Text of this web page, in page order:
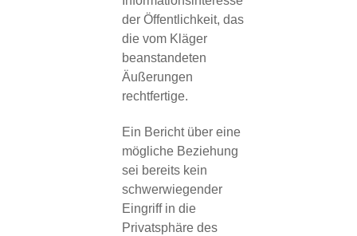
der Öffentlichkeit, das
die vom Kläger
beanstandeten
Äußerungen
rechtfertige.
Ein Bericht über eine
mögliche Beziehung
sei bereits kein
schwerwiegender
Eingriff in die
Privatsphäre des